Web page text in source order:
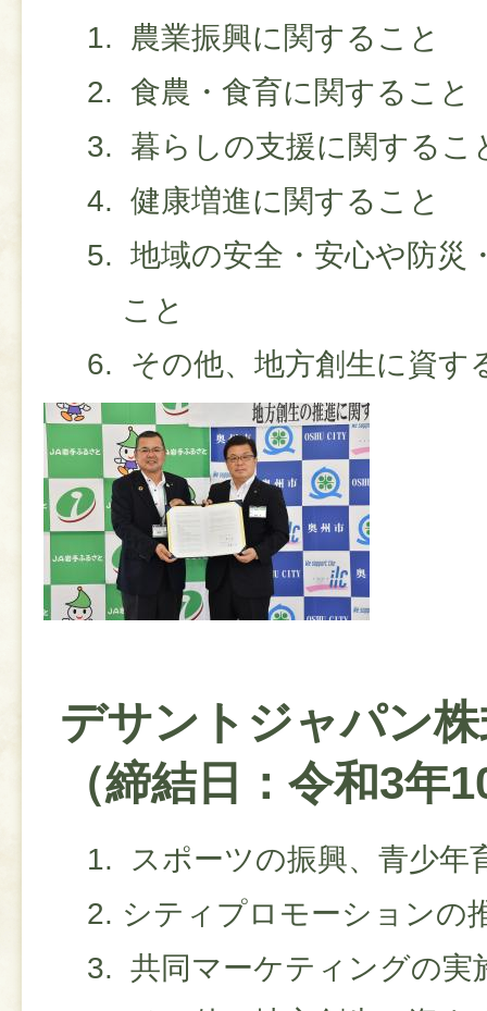
農業振興に関すること
食農・食育に関すること
暮らしの支援に関するこ
健康増進に関すること
地域の安全・安心や防災
こと
その他、地方創生に資す
デサントジャパン
（締結日：令和3年
スポーツの振興、青少年
シティプロモーションの
共同マーケティングの実